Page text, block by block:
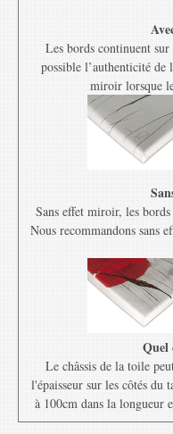
Les bords continuent
possible l’authenticité
miroir lorsque
Sans effet miroir, les
Nous recommandons sans
Quel
Le châssis de la toile
l'épaisseur sur les côtés du
à 100cm dans la longueur